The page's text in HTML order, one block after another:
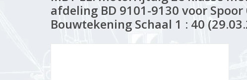
afdeling BD 9101-9130 voor Spoor
Bouwtekening Schaal 1 : 40